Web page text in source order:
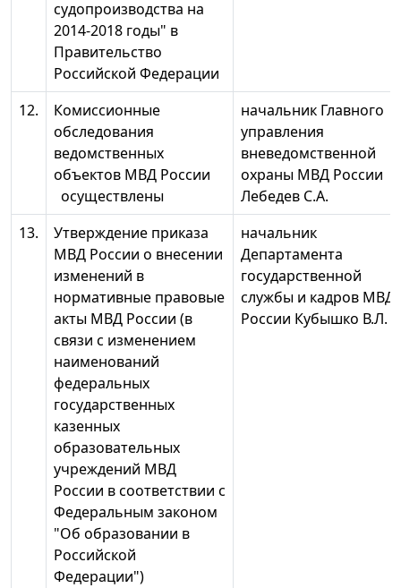
судопроизводства на
2014-2018 годы" в
Правительство
Российской Федерации
12.
Комиссионные
обследования
ведомственных
объектов МВД России
осуществлены
начальник Главного
управления
вневедомственной
охраны МВД России
Лебедев С.А.
13.
Утверждение приказа
МВД России о внесении
изменений в
нормативные правовые
акты МВД России (в
связи с изменением
наименований
федеральных
государственных
казенных
образовательных
учреждений МВД
России в соответствии с
Федеральным законом
"Об образовании в
Российской
Федерации")
начальник
Департамента
государственной
службы и кадров МВД
России Кубышко В.Л.